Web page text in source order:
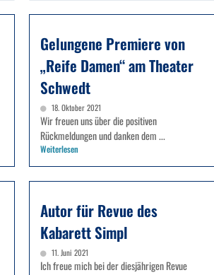
Gelungene Premiere von
„Reife Damen“ am Theater
Schwedt
18. Oktober 2021
Wir freuen uns über die positiven
Rückmeldungen und danken dem ...
Weiterlesen
Autor für Revue des
Kabarett Simpl
11. Juni 2021
Ich freue mich bei der diesjährigen Revue